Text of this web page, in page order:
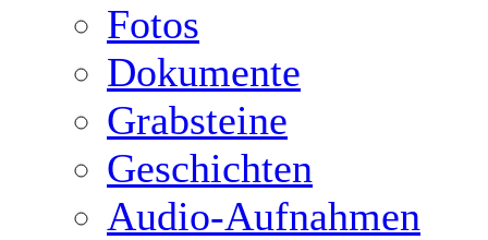
Fotos
Dokumente
Grabsteine
Geschichten
Audio-Aufnahmen